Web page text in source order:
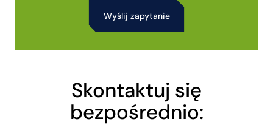
Skontaktuj się
bezpośrednio: